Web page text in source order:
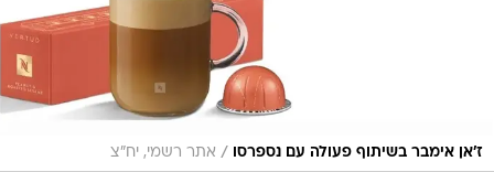
ז'אן אימבר בשיתוף פעולה עם נספרסו / אתר רשמי, יח"צ